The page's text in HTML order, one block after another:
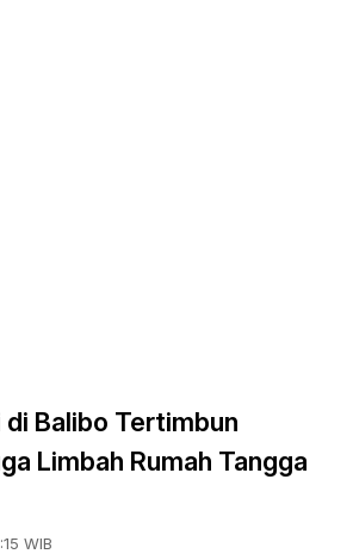
Balibo Tertimbun
Limbah Rumah Tangga
WIB